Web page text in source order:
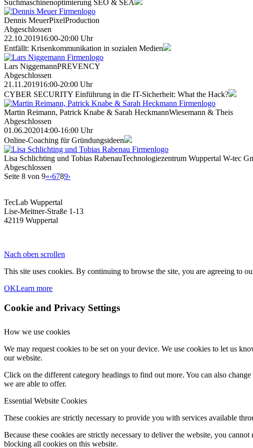
Suchmaschinenoptimierung SEO & SEA
Dennis MeuerPixelProduction
Abgeschlossen
22.10.201916:00-20:00 Uhr
Entfällt: Krisenkommunikation in sozialen Medien
Lars NiggemannPREVENCY
Abgeschlossen
21.11.201916:00-20:00 Uhr
CYBER SECURITY Einführung in die IT-Sicherheit: What the Hack?
Martin Reimann, Patrick Knabe & Sarah HeckmannWiesemann & Theis
Abgeschlossen
01.06.202014:00-16:00 Uhr
Online-Coaching für Gründungsideen
Lisa Schlichting und Tobias RabenauTechnologiezentrum Wuppertal W-tec
Abgeschlossen
Seite 8 von 9«‹6789›
TecLab Wuppertal
Lise-Meitner-Straße 1-13
42119 Wuppertal
Nach oben scrollen
This site uses cookies. By continuing to browse the site, you are agreeing to
OKLearn more
Cookie and Privacy Settings
How we use cookies
We may request cookies to be set on your device. We use cookies to let us
our website.
Click on the different category headings to find out more. You can also
we are able to offer.
Essential Website Cookies
These cookies are strictly necessary to provide you with services available
Because these cookies are strictly necessary to deliver the website, you
blocking all cookies on this website.